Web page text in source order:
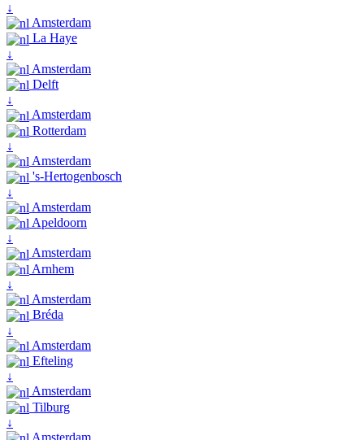
↓
Amsterdam
La Haye
↓
Amsterdam
Delft
↓
Amsterdam
Rotterdam
↓
Amsterdam
's-Hertogenbosch
↓
Amsterdam
Apeldoorn
↓
Amsterdam
Arnhem
↓
Amsterdam
Bréda
↓
Amsterdam
Efteling
↓
Amsterdam
Tilburg
↓
Amsterdam